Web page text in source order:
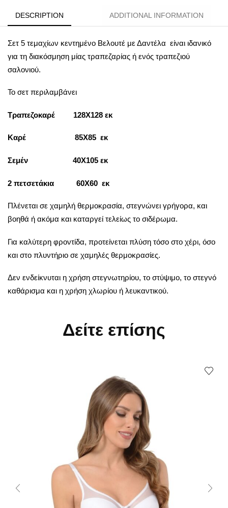
DESCRIPTION ADDITIONAL INFORMATION
Σετ 5 τεμαχίων κεντημένο Βελουτέ με Δαντέλα είναι ιδανικό
για τη διακόσμηση μίας τραπεζαρίας ή ενός τραπεζιού
σαλονιού.
Το σετ περιλαμβάνει
Τραπεζοκαρέ 128Χ128 εκ
Καρέ 85Χ85 εκ
Σεμέν 40Χ105 εκ
2 πετσετάκια 60Χ60 εκ
Πλένεται σε χαμηλή θερμοκρασία, στεγνώνει γρήγορα, και
βοηθά ή ακόμα και καταργεί τελείως το σιδέρωμα.
Για καλύτερη φροντίδα, προτείνεται πλύση τόσο στο χέρι, όσο
και στο πλυντήριο σε χαμηλές θερμοκρασίες.
Δεν ενδείκνυται η χρήση στεγνωτηρίου, το στύψιμο, το στεγνό
καθάρισμα και η χρήση χλωρίου ή λευκαντικού.
Δείτε επίσης